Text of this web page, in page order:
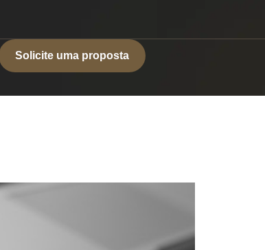
Solicite uma proposta